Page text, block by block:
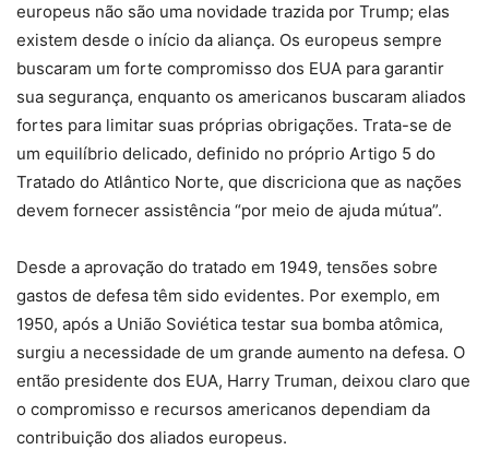
europeus não são uma novidade trazida por Trump; elas
existem desde o início da aliança. Os europeus sempre
buscaram um forte compromisso dos EUA para garantir
sua segurança, enquanto os americanos buscaram aliados
fortes para limitar suas próprias obrigações. Trata-se de
um equilíbrio delicado, definido no próprio Artigo 5 do
Tratado do Atlântico Norte, que discriciona que as nações
devem fornecer assistência “por meio de ajuda mútua”.
Desde a aprovação do tratado em 1949, tensões sobre
gastos de defesa têm sido evidentes. Por exemplo, em
1950, após a União Soviética testar sua bomba atômica,
surgiu a necessidade de um grande aumento na defesa. O
então presidente dos EUA, Harry Truman, deixou claro que
o compromisso e recursos americanos dependiam da
contribuição dos aliados europeus.